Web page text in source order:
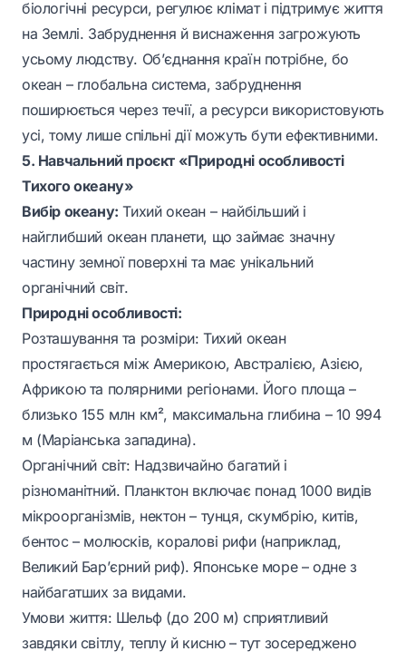
біологічні ресурси, регулює клімат і підтримує життя
на Землі. Забруднення й виснаження загрожують
усьому людству. Об’єднання країн потрібне, бо
океан – глобальна система, забруднення
поширюється через течії, а ресурси використовують
усі, тому лише спільні дії можуть бути ефективними.
5. Навчальний проєкт «Природні особливості
Тихого океану»
Вибір океану: Тихий океан – найбільший і
найглибший океан планети, що займає значну
частину земної поверхні та має унікальний
органічний світ.
Природні особливості:
Розташування та розміри: Тихий океан
простягається між Америкою, Австралією, Азією,
Африкою та полярними регіонами. Його площа –
близько 155 млн км², максимальна глибина – 10 994
м (Маріанська западина).
Органічний світ: Надзвичайно багатий і
різноманітний. Планктон включає понад 1000 видів
мікроорганізмів, нектон – тунця, скумбрію, китів,
бентос – молюсків, коралові рифи (наприклад,
Великий Бар’єрний риф). Японське море – одне з
найбагатших за видами.
Умови життя: Шельф (до 200 м) сприятливий
завдяки світлу, теплу й кисню – тут зосереджено